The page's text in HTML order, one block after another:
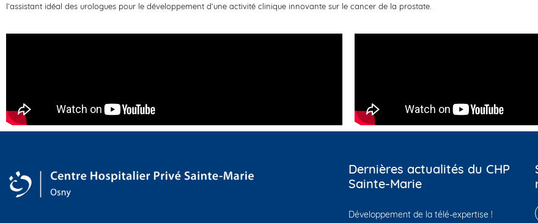
l’assistant idéal des urologues pour le développement d’une activité clinique innovante sur le cancer de la prostate.
Dernières actualités du CHP
Sainte-Marie
Développement de la télé-expertise !